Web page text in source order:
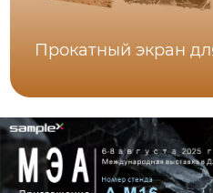
Прокатный экран